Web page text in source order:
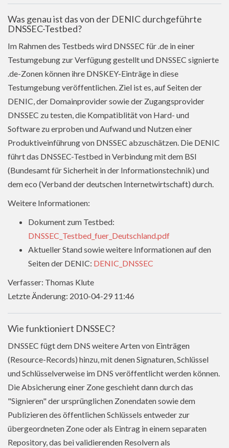
Was genau ist das von der DENIC durchgeführte
DNSSEC-Testbed?
Im Rahmen des Testbeds wird DNSSEC für .de in einer
Testumgebung zur Verfügung gestellt und DNSSEC signierte
.de-Zonen können ihre DNSKEY-Einträge in diese
Testumgebung veröffentlichen. Ziel ist es, auf Seiten der
DENIC, der Domainprovider sowie der Zugangsprovider
DNSSEC zu testen, die Kompatiblität von Hard- und
Software zu erproben und Aufwand und Nutzen einer
Produktiveinführung von DNSSEC abzuschätzen. Die DENIC
führt das DNSSEC-Testbed in Verbindung mit dem BSI
(Bundesamt für Sicherheit in der Informationstechnik) und
dem eco (Verband der deutschen Internetwirtschaft) durch.
Weitere Informationen:
Dokument zum Testbed:
DNSSEC_Testbed_fuer_Deutschland.pdf
Aktueller Stand sowie weitere Informationen auf den
Seiten der DENIC: DENIC_DNSSEC
Verfasser: Thomas Klute
Letzte Änderung: 2010-04-29 11:46
Wie funktioniert DNSSEC?
DNSSEC fügt dem DNS weitere Arten von Einträgen
(Resource-Records) hinzu, mit denen Signaturen, Schlüssel
und Schlüsselverweise im DNS veröffentlicht werden können.
Die Absicherung einer Zone geschieht dann durch das
"Signieren" der ursprünglichen Zonendaten sowie dem
Publizieren des öffentlichen Schlüssels entweder zur
übergeordneten Zone oder als Eintrag in einem separaten
Repository, das bei validierenden Resolvern als